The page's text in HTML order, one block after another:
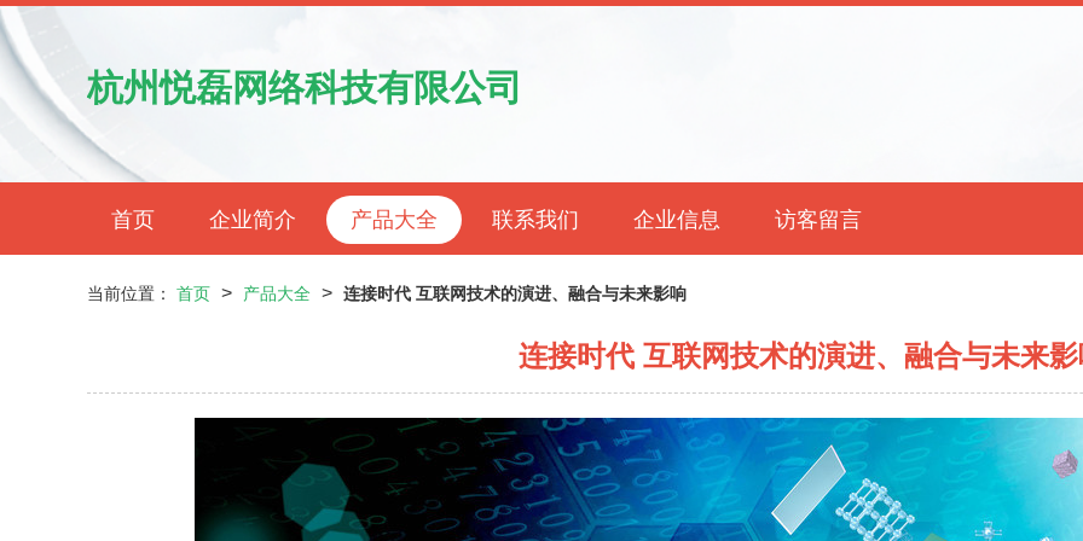
杭州悦磊网络科技有限公司
首页 企业简介 产品大全 联系我们 企业信息 访客留言
当前位置： 首页 > 产品大全 > 连接时代 互联网技术的演进、融合与未来影响
连接时代 互联网技术的演进、融合与未来